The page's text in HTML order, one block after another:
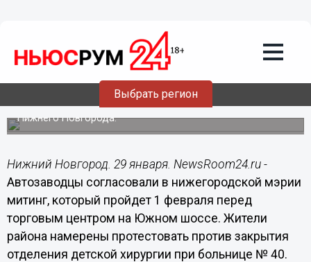
Выбрать регион
Автозаводцы выйдут на митинг
против закрытия детской хирургии в
больнице № 40
Мероприятие уже согласовали в администрации
Нижнего Новгорода.
Нижний Новгород. 29 января. NewsRoom24.ru -
Автозаводцы согласовали в нижегородской мэрии
митинг, который пройдет 1 февраля перед
торговым центром на Южном шоссе. Жители
района намерены протестовать против закрытия
отделения детской хирургии при больнице № 40.